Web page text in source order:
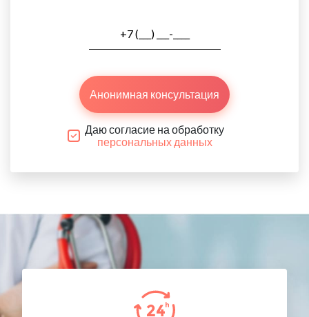
Анонимная консультация
Даю согласие на обработку
персональных данных